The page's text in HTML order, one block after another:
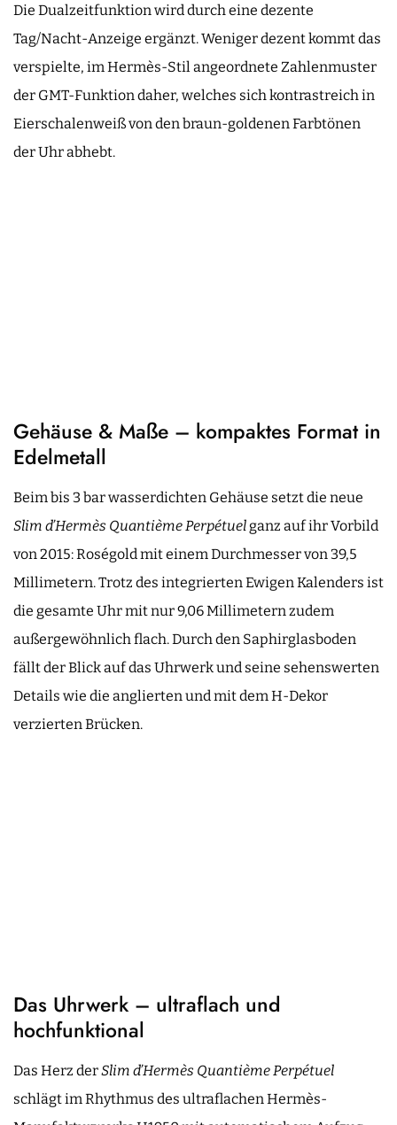
Die Dualzeitfunktion wird durch eine dezente
Tag/Nacht-Anzeige ergänzt. Weniger dezent kommt das
verspielte, im Hermès-Stil angeordnete Zahlenmuster
der GMT-Funktion daher, welches sich kontrastreich in
Eierschalenweiß von den braun-goldenen Farbtönen
der Uhr abhebt.
Gehäuse & Maße – kompaktes Format in
Edelmetall
Beim bis 3 bar wasserdichten Gehäuse setzt die neue
Slim d’Hermès Quantième Perpétuelganz auf ihr Vorbild
von 2015: Roségold mit einem Durchmesser von 39,5
Millimetern. Trotz des integrierten Ewigen Kalenders ist
die gesamte Uhr mit nur 9,06 Millimetern zudem
außergewöhnlich flach. Durch den Saphirglasboden
fällt der Blick auf das Uhrwerk und seine sehenswerten
Details wie die anglierten und mit dem H-Dekor
verzierten Brücken.
Das Uhrwerk – ultraflach und
hochfunktional
Das Herz derSlim d’Hermès Quantième Perpétuel
schlägt im Rhythmus des ultraflachen Hermès-